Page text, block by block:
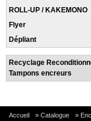
ROLL-UP / KAKEMONO
Flyer
Dépliant
Recyclage
Tampons encreurs
Accueil » Catalogue »